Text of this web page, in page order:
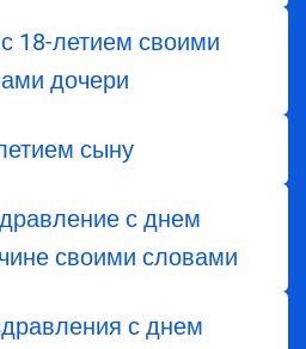
18-летием своими
дочери
сыну
с днем
своими словами
с днем